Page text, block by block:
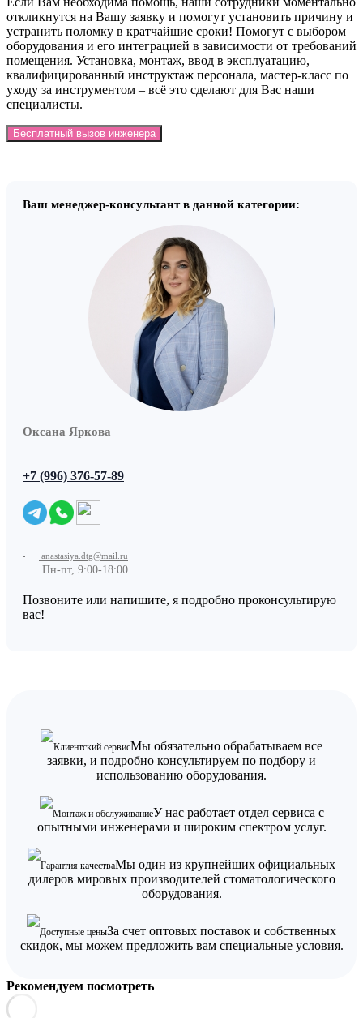
откликнутся на Вашу заявку и помогут установить причину и
устранить поломку в кратчайшие сроки! Помогут с выбором
оборудования и его интеграцией в зависимости от требований
помещения. Установка, монтаж, ввод в эксплуатацию,
квалифицированный инструктаж персонала, мастер-класс по
уходу за инструментом – всё это сделают для Вас наши
специалисты.
Бесплатный вызов инженера
Ваш менеджер-консультант в данной категории:
Оксана Яркова
+7 (996) 376-57-89
anastasiya.dtg@mail.ru
Пн-пт, 9:00-18:00
Позвоните или напишите, я подробно проконсультирую
вас!
Клиентский сервисМы обязательно обрабатываем все
заявки, и подробно консультируем по подбору и
использованию оборудования.
Монтаж и обслуживаниеУ нас работает отдел сервиса с
опытными инженерами и широким спектром услуг.
Гарантия качестваМы один из крупнейших официальных
дилеров мировых производителей стоматологического
оборудования.
Доступные ценыЗа счет оптовых поставок и собственных
скидок, мы можем предложить вам специальные условия.
Рекомендуем посмотреть